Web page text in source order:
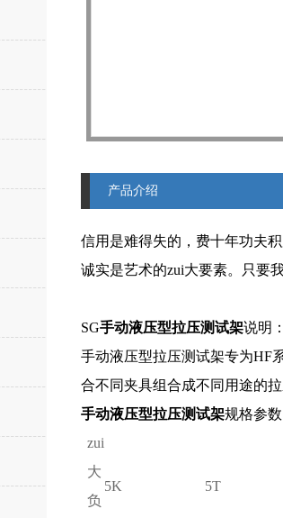
产品介绍
信用是难得失的，费十年功夫
诚实是艺术的zui大要素。只要
SG手动液压型拉压测试架说明：
手动液压型拉压测试架专为HF
合不同夹具组合成不同用途的拉
手动液压型拉压测试架规格参数
zui
大
负
5K 5T